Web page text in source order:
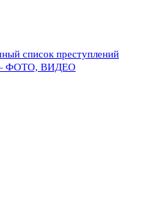
список преступлений
— ФОТО, ВИДЕО